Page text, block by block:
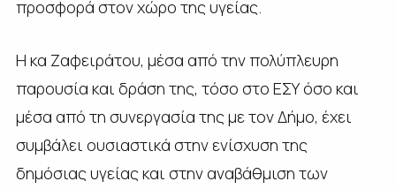
προσφορά στον χώρο της υγείας.
Η κα Ζαφειράτου, μέσα από την πολύπλευρη
παρουσία και δράση της, τόσο στο ΕΣΥ όσο και
μέσα από τη συνεργασία της με τον Δήμο, έχει
συμβάλει ουσιαστικά στην ενίσχυση της
δημόσιας υγείας και στην αναβάθμιση των